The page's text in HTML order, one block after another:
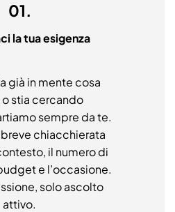
01.
la tua esigenza
già in mente cosa
stia cercando
sempre da te.
chiacchierata
il numero di
e l’occasione.
solo ascolto
attivo.